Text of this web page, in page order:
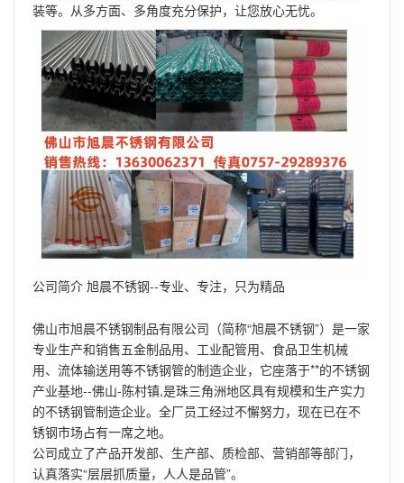
装等。从多方面、多角度充分保护，让您放心无忧。
公司简介 旭晨不锈钢--专业、专注，只为精品
佛山市旭晨不锈钢制品有限公司（简称“旭晨不锈钢”）是一家
专业生产和销售五金制品用、工业配管用、食品卫生机械
用、流体输送用等不锈钢管的制造企业，它座落于**的不锈钢
产业基地--佛山-陈村镇,是珠三角洲地区具有规模和生产实力
的不锈钢管制造企业。全厂员工经过不懈努力，现在已在不
锈钢市场占有一席之地。
公司成立了产品开发部、生产部、质检部、营销部等部门，
认真落实“层层抓质量，人人是品管”。